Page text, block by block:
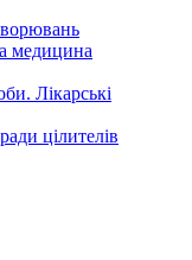
медицина
Лікарські
цілителів